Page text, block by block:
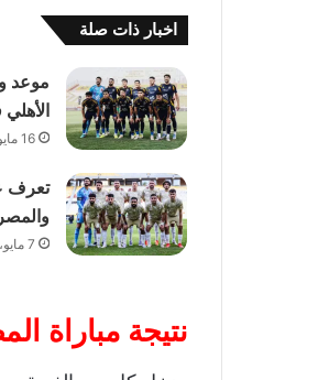
اخبار ذات صلة
موعد
16 مايو، 2025
تعرف
7 مايو، 2025
نتيجة مباراة